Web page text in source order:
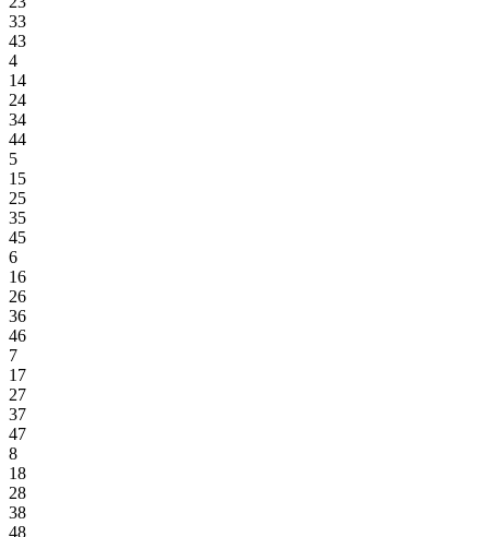
33
43
4
14
24
34
44
5
15
25
35
45
6
16
26
36
46
7
17
27
37
47
8
18
28
38
48